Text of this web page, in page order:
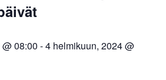
08:00 -4 helmikuun, 2024 @